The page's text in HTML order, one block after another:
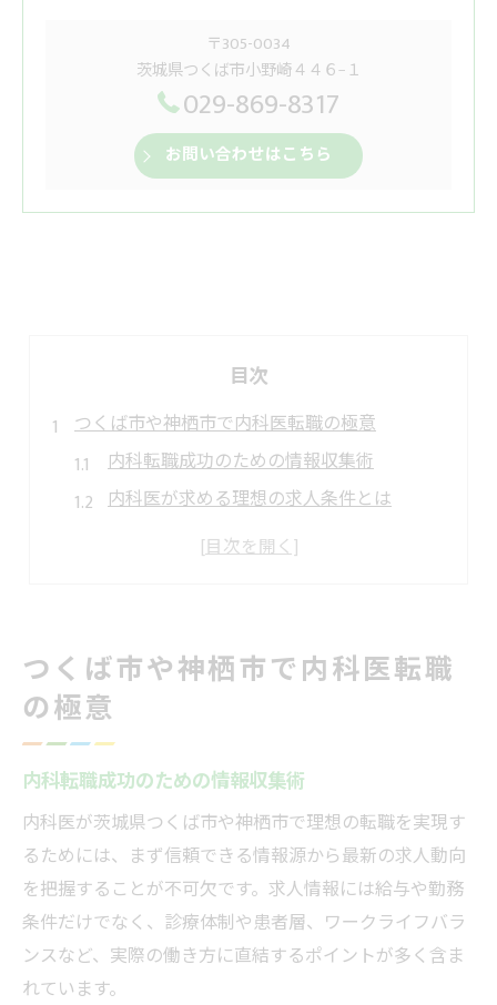
〒305-0034
茨城県つくば市小野崎４４６−１
029-869-8317
お問い合わせはこちら
目次
つくば市や神栖市で内科医転職の極意
内科転職成功のための情報収集術
内科医が求める理想の求人条件とは
転職市場で内科医が重視すべき点
理想の働き方なら内科医募集で実現へ
内科医募集で叶える働き方改革の実情
内科医が目指す柔軟な勤務形態の探し方
ワークライフバランスを実現する内科求人
内科医として充実した毎日を送るコツ
内科キャリアを茨城県で伸ばす方法
茨城県内科医キャリアアップの秘訣
専門性を磨く内科医の転職メリット
キャリアを広げる内科医の職場選び
つくば市や神栖市で内科医転職
の極意
内科転職成功のための情報収集術
内科医が茨城県つくば市や神栖市で理想の転職を実現す
るためには、まず信頼できる情報源から最新の求人動向
を把握することが不可欠です。求人情報には給与や勤務
条件だけでなく、診療体制や患者層、ワークライフバラ
ンスなど、実際の働き方に直結するポイントが多く含ま
れています。